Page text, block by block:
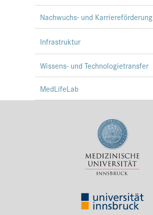
Nachwuchs- und Karriereförderung
Infrastruktur
Wissens- und Technologietransfer
MedLifeLab